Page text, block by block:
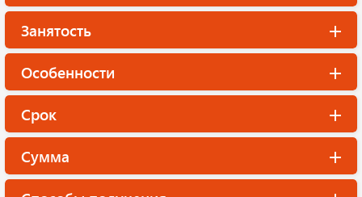
Занятость
Особенности
Срок
Сумма